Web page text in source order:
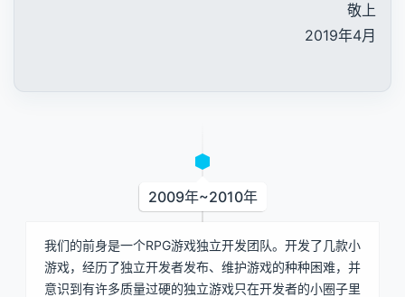
敬上
2019年4月
2009年~2010年
我们的前身是一个RPG游戏独立开发团队。开发了几款小
游戏，经历了独立开发者发布、维护游戏的种种困难，并
意识到有许多质量过硬的独立游戏只在开发者的小圈子里